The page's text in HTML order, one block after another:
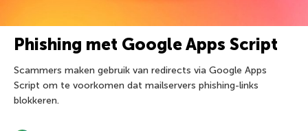
Phishing met Google Apps Script
Scammers maken gebruik van redirects via Google Apps
Script om te voorkomen dat mailservers phishing-links
blokkeren.